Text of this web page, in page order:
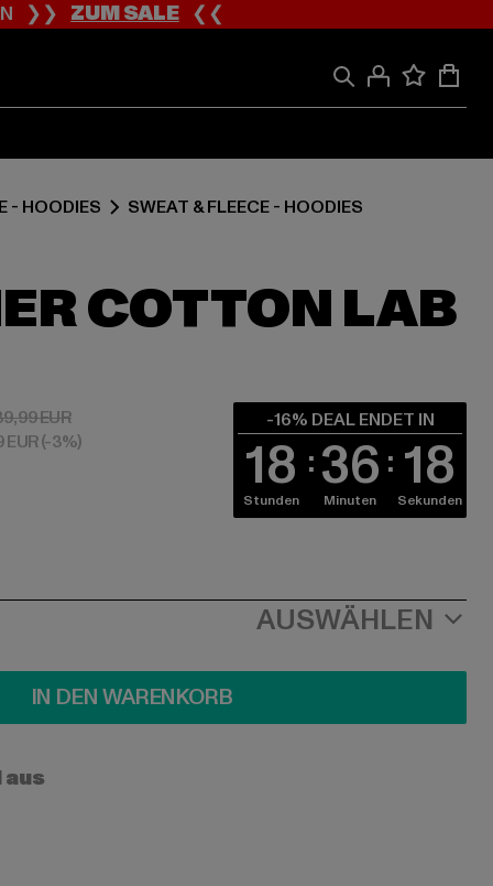
❯❯ZUM SALE❮❮
- HOODIES SWEAT & FLEECE - HOODIES
COTTON LAB
EUR
EURAktionspreis: 89,99 EUR
(-3%)
-16% DEAL ENDET IN
18
Stunden 36
Minuten 17
Sekunden
AUSWÄHLEN
IN DEN WARENKORB